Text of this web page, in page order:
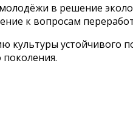
в решение
к вопросам
культуры устойчивого